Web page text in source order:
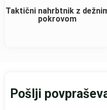
Taktični nahrbtnik z
pokrovom
Pošlji